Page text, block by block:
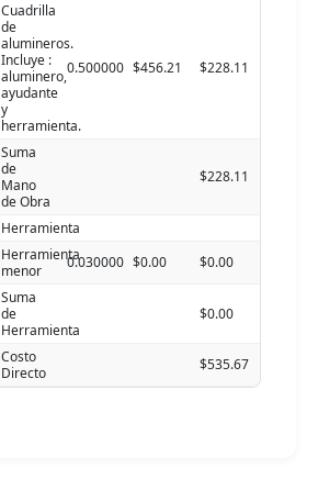
Cuadrilla
de
alumineros.
Incluye :
aluminero,
ayudante
y
herramienta.
0.500000 $456.21 $228.11
Suma
de
Mano
de Obra
$228.11
Herramienta
Herramienta
menor
0.030000 $0.00
$0.00
Suma
de
Herramienta
$0.00
Costo
Directo
$535.67